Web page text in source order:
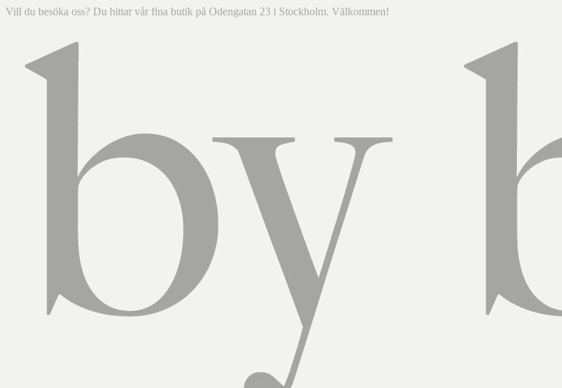
Vill du besöka oss? Du hittar vår fina butik på Odengatan 23 i Stockholm. Välkommen!